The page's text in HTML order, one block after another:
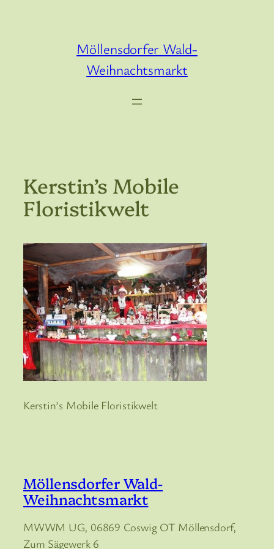
Möllensdorfer Wald-
Weihnachtsmarkt
Kerstin’s Mobile
Floristikwelt
Kerstin’s Mobile Floristikwelt
Möllensdorfer Wald-
Weihnachtsmarkt
MWWM UG, 06869 Coswig OT Möllensdorf,
Zum Sägewerk 6